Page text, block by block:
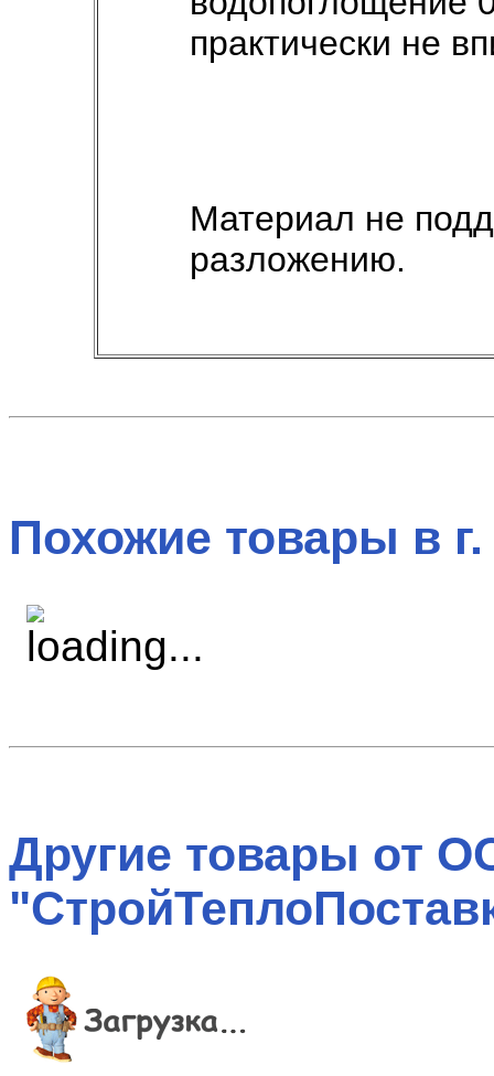
практически не
Материал не
разложению.
Похожие товары в
Другие товары от